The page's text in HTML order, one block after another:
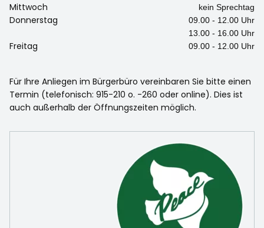
Mittwoch kein Sprechtag
Donnerstag
09.00 - 12.00 Uhr
13.00 - 16.00 Uhr
Freitag 09.00 - 12.00 Uhr
Für Ihre Anliegen im Bürgerbüro vereinbaren Sie bitte einen
Termin (telefonisch: 915-210 o. -260 oder online). Dies ist
auch außerhalb der Öffnungszeiten möglich.